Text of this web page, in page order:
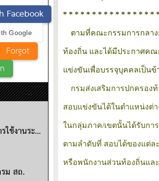
Facebook
Google
ติดต่อเรา แจ้งการใช้งานระบบ
ม สถ.
* * * * * * * * * * * * * * * *
ตามที่คณะกรรมการกลาง
ท้องถิ่น และได้มีประกาศคณ
แข่งขันเพื่อบรรจุบุคคลเป็น
กรมส่งเสริมการปกครอง
สอบแข่งขันได้ในตำแหน่งต่
ในกลุ่มภาค/เขตนั้นได้รับกา
ตามลำดับที่ สอบได้ของแต่ล
หรือพนักงานส่วนท้องถิ่นแล